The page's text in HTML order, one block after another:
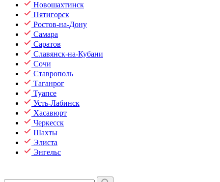
Новошахтинск
Пятигорск
Ростов-на-Дону
Самара
Саратов
Славянск-на-Кубани
Сочи
Ставрополь
Таганрог
Туапсе
Усть-Лабинск
Хасавюрт
Черкесск
Шахты
Элиста
Энгельс